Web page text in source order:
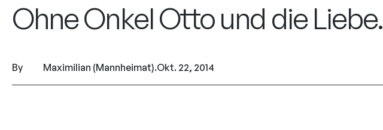
Ohne Onkel Otto und die Liebe.
By Maximilian (Mannheimat).Okt. 22, 2014